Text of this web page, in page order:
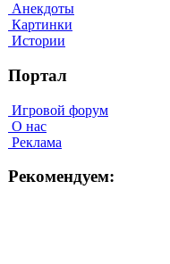
Анекдоты
Картинки
Истории
Портал
Игровой форум
О нас
Реклама
Рекомендуем: